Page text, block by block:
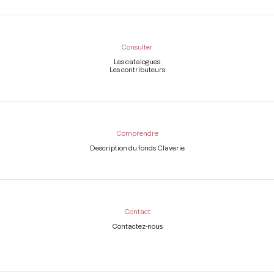
Consulter
Les catalogues
Les contributeurs
Comprendre
Description du fonds Claverie
Contact
Contactez-nous
Légal